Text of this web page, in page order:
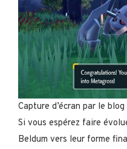
Capture d’écran par le blog
Si vous espérez faire
Beldum vers leur forme